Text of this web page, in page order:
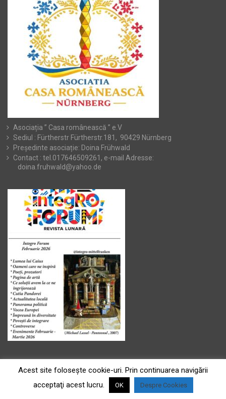
Asociația ” Casa românească ” e.V
Sediul : Fürtherstr Fürtherstr.181, 90429 Nürnberg
Președinte asociație: Doina Frühwald
Contact : tel.017646509261, e-mail Adresse:
doina.fruhwald@yahoo.de
Acest site foloseşte cookie-uri. Prin continuarea navigării
acceptaţi acest lucru.
OK Despre Cookies